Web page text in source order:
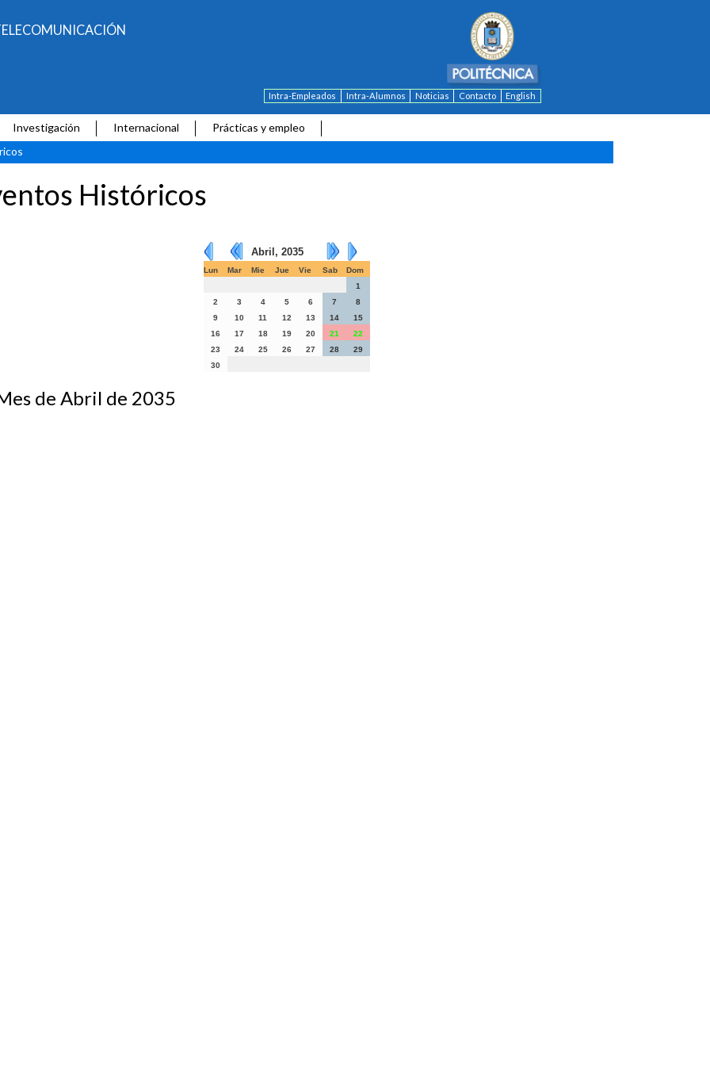
Intra-Empleados Intra-Alumnos Noticias Contacto English
Investigación Internacional
Prácticas y empleo
Históricos
Abril, 2035
Lun Mar Mie Jue Vie Sab
Dom
1
2
3 4 5 6 7
8
9
10 11 12 13 14
15
16
17 18 19 20 21
22
23
24 25 26 27 28
29
30
de Abril de 2035